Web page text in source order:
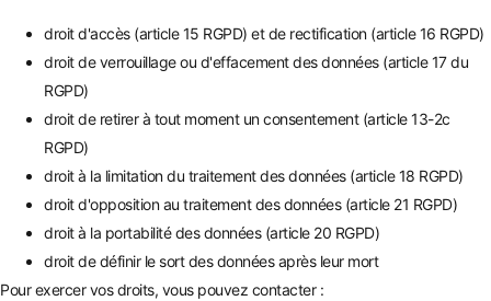
droit d'accès (article 15 RGPD) et de rectification (article 16 RGPD)
droit de verrouillage ou d'effacement des données (article 17 du
RGPD)
droit de retirer à tout moment un consentement (article 13-2c
RGPD)
droit à la limitation du traitement des données (article 18 RGPD)
droit d'opposition au traitement des données (article 21 RGPD)
droit à la portabilité des données (article 20 RGPD)
droit de définir le sort des données après leur mort
Pour exercer vos droits, vous pouvez contacter :